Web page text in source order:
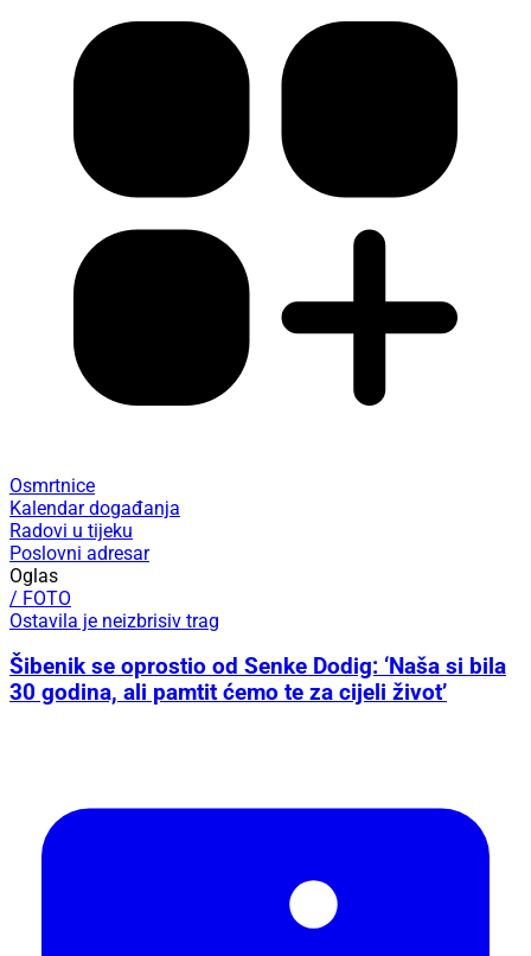
Osmrtnice
Kalendar događanja
Radovi u tijeku
Poslovni adresar
Oglas
/ FOTO
Ostavila je neizbrisiv trag
Šibenik se oprostio od Senke Dodig: ‘Naša si bila
30 godina, ali pamtit ćemo te za cijeli život’